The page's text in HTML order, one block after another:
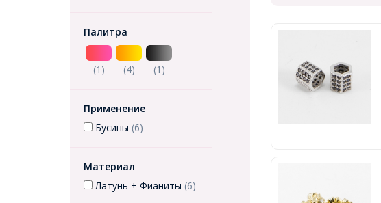
Палитра
(1) (4) (1)
Применение
Бусины (6)
Материал
Латунь + Фианиты (6)